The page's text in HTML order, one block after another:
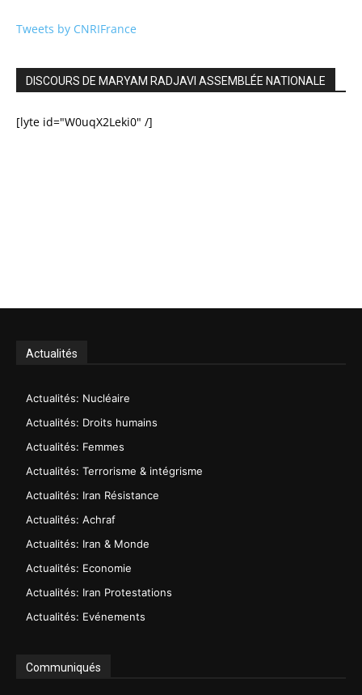
Tweets by CNRIFrance
DISCOURS DE MARYAM RADJAVI ASSEMBLÉE NATIONALE
[lyte id="W0uqX2Leki0" /]
Actualités
Actualités: Nucléaire
Actualités: Droits humains
Actualités: Femmes
Actualités: Terrorisme & intégrisme
Actualités: Iran Résistance
Actualités: Achraf
Actualités: Iran & Monde
Actualités: Economie
Actualités: Iran Protestations
Actualités: Evénements
Communiqués